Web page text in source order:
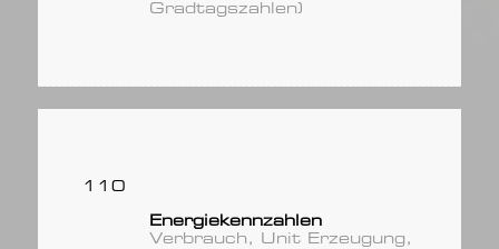
Gradtagszahlen)
110
Energiekennzahlen
Verbrauch, Unit Erzeugung,